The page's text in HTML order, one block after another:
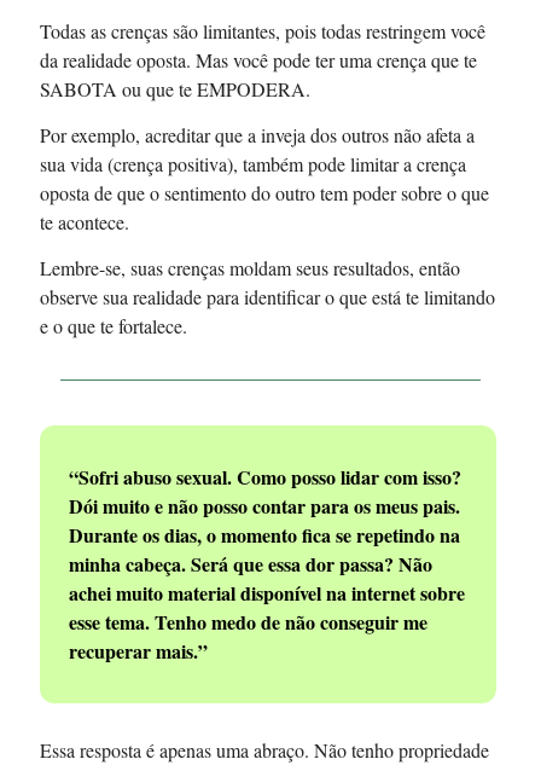
Todas as crenças são limitantes, pois todas restringem você
da realidade oposta. Mas você pode ter uma crença que te
SABOTA ou que te EMPODERA.
Por exemplo, acreditar que a inveja dos outros não afeta a
sua vida (crença positiva), também pode limitar a crença
oposta de que o sentimento do outro tem poder sobre o que
te acontece.
Lembre-se, suas crenças moldam seus resultados, então
observe sua realidade para identificar o que está te limitando
e o que te fortalece.
“Sofri abuso sexual. Como posso lidar com isso?
Dói muito e não posso contar para os meus pais.
Durante os dias, o momento fica se repetindo na
minha cabeça. Será que essa dor passa? Não
achei muito material disponível na internet sobre
esse tema. Tenho medo de não conseguir me
recuperar mais.”
Essa resposta é apenas uma abraço. Não tenho propriedade